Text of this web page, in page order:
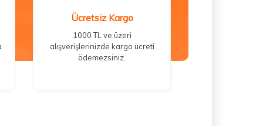
Ücretsiz Kargo
1000 TL ve üzeri
alışverişlerinizde kargo ücreti
ödemezsiniz.